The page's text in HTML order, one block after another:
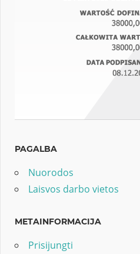
PAGALBA
Nuorodos
Laisvos darbo vietos
METAINFORMACIJA
Prisijungti